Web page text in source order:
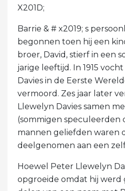
X201D;
Barrie & # x2019; s
begonnen toen hij een
broer, David, stierf in een
jarige leeftijd. In 1915
Davies in de Eerste
vermoord. Zes jaar later
Llewelyn Davies samen
(sommigen speculeerden
mannen geliefden waren
deelgenomen aan een
Hoewel Peter Llewelyn
opgroeide omdat hij werd